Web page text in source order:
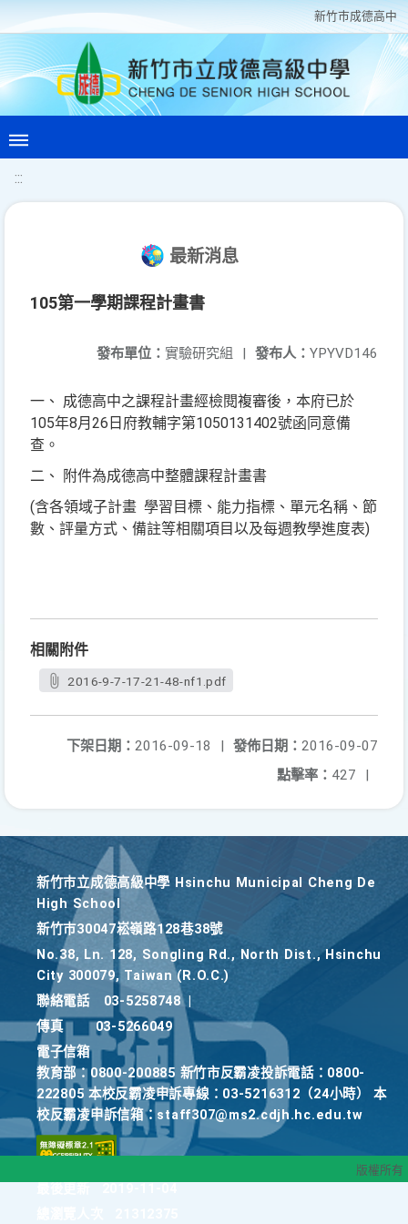
新竹巿成德高中
:::
最新消息
105第一學期課程計畫書
發布人： YPYVD146
發布單位： 實驗研究組 |
一、 成德高中之課程計畫經檢閱複審後，本府已於
105年8月26日府教輔字第1050131402號函同意備
查。
二、 附件為成德高中整體課程計畫書
(含各領域子計畫 學習目標、能力指標、單元名稱、節
數、評量方式、備註等相關項目以及每週教學進度表)
相關附件
2016-9-7-17-21-48-nf1.pdf
發佈日期： 2016-09-07
下架日期： 2016-09-18
|
點擊率： 427 |
新竹巿立成德高級中學 Hsinchu Municipal Cheng De
High School
新竹巿30047崧嶺路128巷38號
No.38, Ln. 128, Songling Rd., North Dist., Hsinchu
City 300079, Taiwan (R.O.C.)
聯絡電話
03-5258748
傳真
03-5266049
電子信箱
教育部：0800-200885 新竹市反霸凌投訴電話：0800-
222805 本校反霸凌申訴專線：03-5216312（24小時） 本
校反霸凌申訴信箱：staff307@ms2.cdjh.hc.edu.tw
版權所有